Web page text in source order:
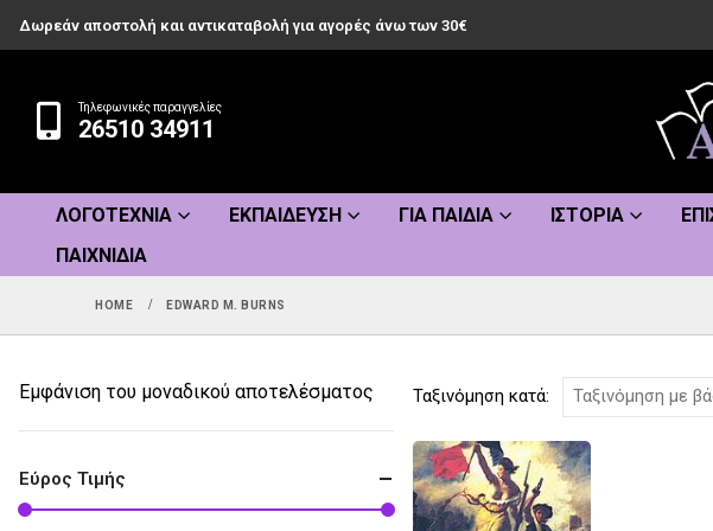
Δωρεάν αποστολή και αντικαταβολή για αγορές άνω των 30€
Τηλεφωνικές παραγγελίες
26510 34911
ΛΟΓΟΤΕΧΝΊΑ ΕΚΠΑΊΔΕΥΣΗ ΓΙΑ ΠΑΙΔΙΆ ΙΣΤΟΡΊΑ
ΠΑΙΧΝΊΔΙΑ
HOME EDWARD M. BURNS
Ταξινόμηση κατά:
Εμφάνιση του μοναδικού αποτελέσματος
Εύρος Τιμής